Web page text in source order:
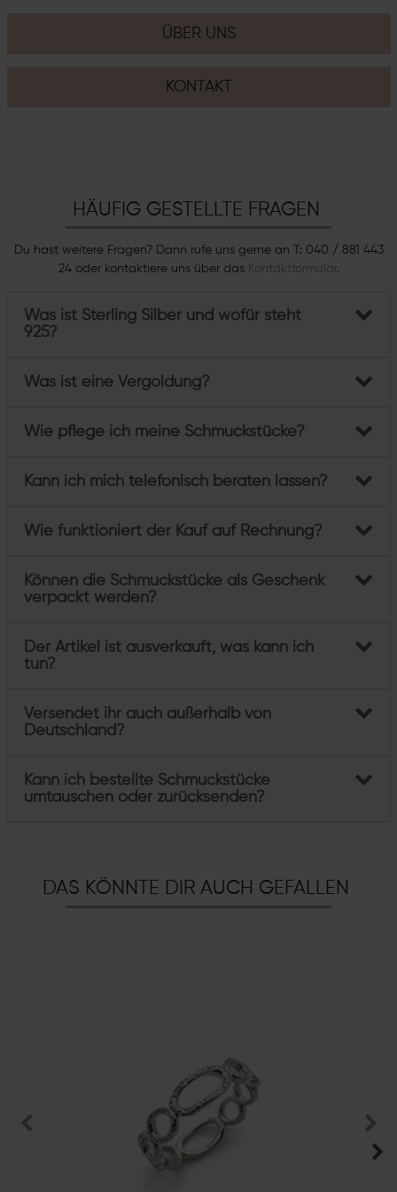
ÜBER UNS
KONTAKT
HÄUFIG GESTELLTE FRAGEN
Du hast weitere Fragen? Dann rufe uns gerne an T: 040 / 881 443
24 oder kontaktiere uns über das
Kontaktformular.
Was ist Sterling Silber und wofür steht
925?
Was ist eine Vergoldung?
Wie pflege ich meine Schmuckstücke?
Kann ich mich telefonisch beraten lassen?
Wie funktioniert der Kauf auf Rechnung?
Können die Schmuckstücke als Geschenk
verpackt werden?
Der Artikel ist ausverkauft, was kann ich
tun?
Versendet ihr auch außerhalb von
Deutschland?
Kann ich bestellte Schmuckstücke
umtauschen oder zurücksenden?
DAS KÖNNTE DIR AUCH GEFALLEN